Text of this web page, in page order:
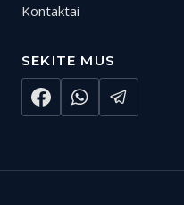
Kontaktai
SEKITE MUS